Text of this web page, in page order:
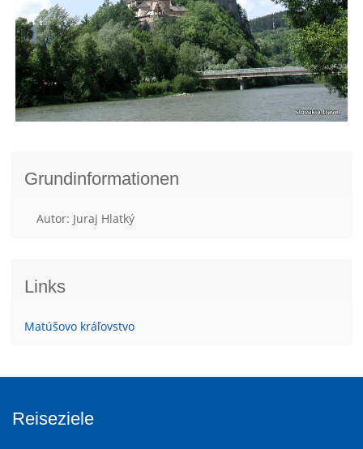
Grundinformationen
Autor: Juraj Hlatký
Links
Matúšovo kráľovstvo
Reiseziele